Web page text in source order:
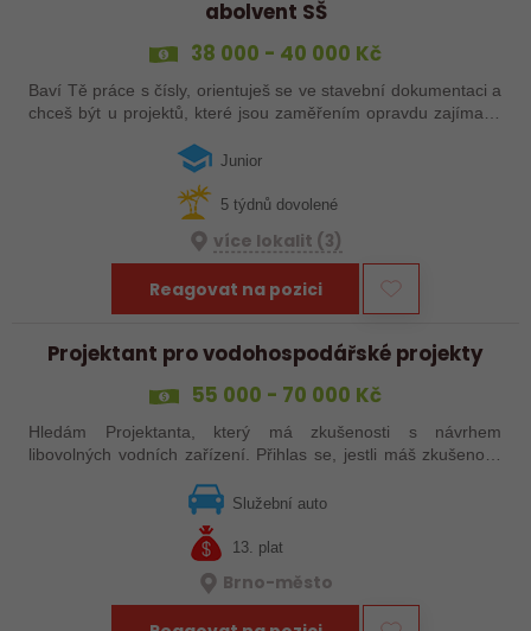
abolvent SŠ
38 000 - 40 000 Kč
Baví Tě práce s čísly, orientuješ se ve stavební dokumentaci a
chceš být u projektů, které jsou zaměřením opravdu zajímavé
Junior
5 týdnů dovolené
více lokalit (3)
Reagovat na pozici
Projektant pro vodohospodářské projekty
55 000 - 70 000 Kč
Hledám Projektanta, který má zkušenosti s návrhem
libovolných vodních zařízení. Přihlas se, jestli máš zkušenosti
se podílet na různých…
Služební auto
13. plat
Brno-město